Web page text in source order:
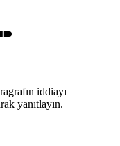
iddiayı
yanıtlayın.